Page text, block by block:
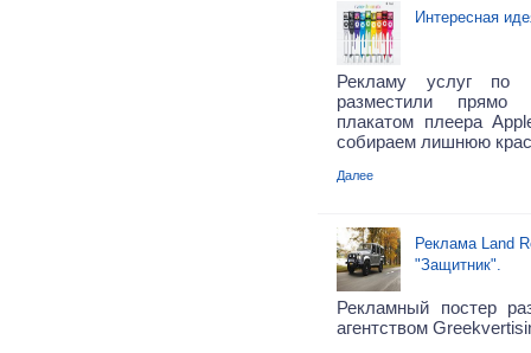
Интересная
Рекламу услуг по
разместили прямо
плакатом плеера
собираем лишнюю
Далее
Реклама Land
"Защитник".
Рекламный постер
агентством